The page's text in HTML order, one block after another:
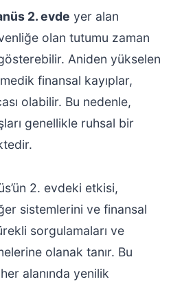
2. evde yer alan
olan tutumu zaman
Aniden yükselen
finansal kayıplar,
olabilir. Bu nedenle,
genellikle ruhsal bir
2. evdeki etkisi,
sistemlerini ve finansal
sorgulamaları ve
olanak tanır. Bu
alanında yenilik